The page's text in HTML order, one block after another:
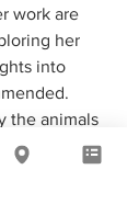
work are
her
into
the animals